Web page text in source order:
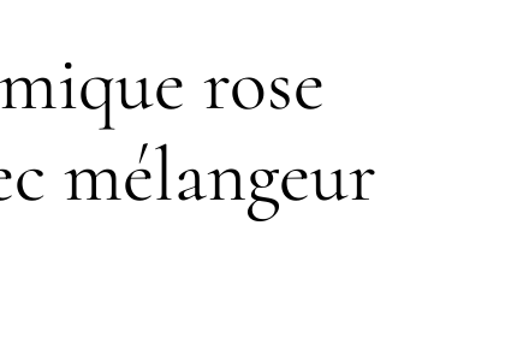
rose
mélangeur